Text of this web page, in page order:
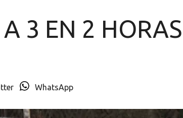
3 EN 2 HORAS
WhatsApp